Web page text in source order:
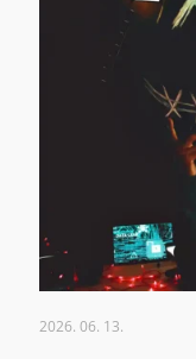
2026. 06. 13.